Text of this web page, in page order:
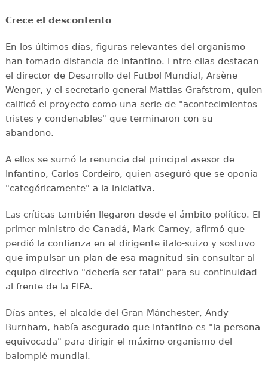
Crece el descontento
En los últimos días, figuras relevantes del organismo
han tomado distancia de Infantino. Entre ellas destacan
el director de Desarrollo del Futbol Mundial, Arsène
Wenger, y el secretario general Mattias Grafstrom, quien
calificó el proyecto como una serie de "acontecimientos
tristes y condenables" que terminaron con su
abandono.
A ellos se sumó la renuncia del principal asesor de
Infantino, Carlos Cordeiro, quien aseguró que se oponía
"categóricamente" a la iniciativa.
Las críticas también llegaron desde el ámbito político. El
primer ministro de Canadá, Mark Carney, afirmó que
perdió la confianza en el dirigente italo-suizo y sostuvo
que impulsar un plan de esa magnitud sin consultar al
equipo directivo "debería ser fatal" para su continuidad
al frente de la FIFA.
Días antes, el alcalde del Gran Mánchester, Andy
Burnham, había asegurado que Infantino es "la persona
equivocada" para dirigir el máximo organismo del
balompié mundial.